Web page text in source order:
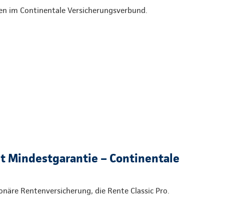
im Continentale Versicherungsverbund.
Mindestgarantie – Continentale
Rentenversicherung, die Rente Classic Pro.